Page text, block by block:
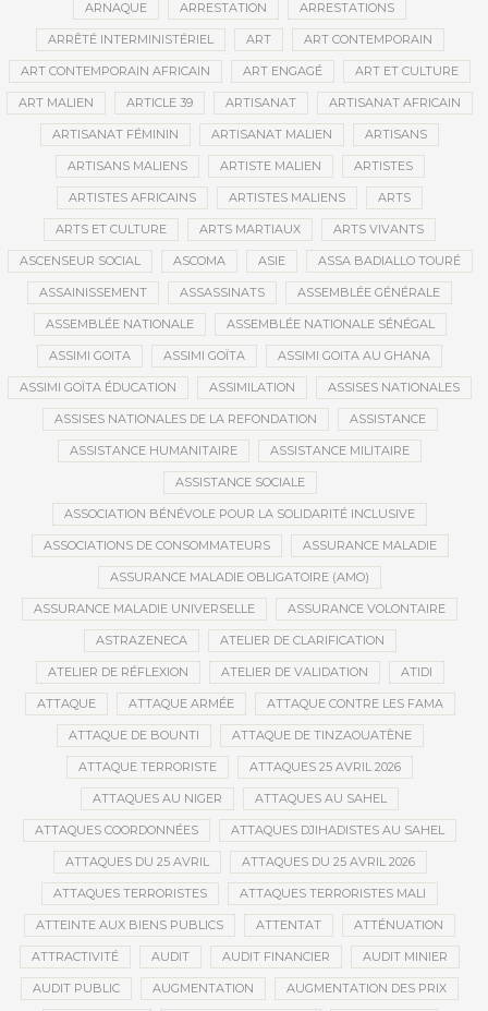
ARNAQUE ARRESTATION ARRESTATIONS
ARRÊTÉ INTERMINISTÉRIEL ART ART CONTEMPORAIN
ART CONTEMPORAIN AFRICAIN ART ENGAGÉ ART ET CULTURE
ART MALIEN ARTICLE 39 ARTISANAT ARTISANAT AFRICAIN
ARTISANAT FÉMININ ARTISANAT MALIEN ARTISANS
ARTISANS MALIENS ARTISTE MALIEN ARTISTES
ARTISTES AFRICAINS ARTISTES MALIENS ARTS
ARTS ET CULTURE ARTS MARTIAUX ARTS VIVANTS
ASCENSEUR SOCIAL ASCOMA ASIE ASSA BADIALLO TOURÉ
ASSAINISSEMENT ASSASSINATS ASSEMBLÉE GÉNÉRALE
ASSEMBLÉE NATIONALE ASSEMBLÉE NATIONALE SÉNÉGAL
ASSIMI GOITA ASSIMI GOÏTA ASSIMI GOITA AU GHANA
ASSIMI GOÏTA ÉDUCATION ASSIMILATION ASSISES NATIONALES
ASSISES NATIONALES DE LA REFONDATION ASSISTANCE
ASSISTANCE HUMANITAIRE ASSISTANCE MILITAIRE
ASSISTANCE SOCIALE
ASSOCIATION BÉNÉVOLE POUR LA SOLIDARITÉ INCLUSIVE
ASSOCIATIONS DE CONSOMMATEURS ASSURANCE MALADIE
ASSURANCE MALADIE OBLIGATOIRE (AMO)
ASSURANCE MALADIE UNIVERSELLE ASSURANCE VOLONTAIRE
ASTRAZENECA ATELIER DE CLARIFICATION
ATELIER DE RÉFLEXION ATELIER DE VALIDATION ATIDI
ATTAQUE ATTAQUE ARMÉE ATTAQUE CONTRE LES FAMA
ATTAQUE DE BOUNTI ATTAQUE DE TINZAOUATÈNE
ATTAQUE TERRORISTE ATTAQUES 25 AVRIL 2026
ATTAQUES AU NIGER ATTAQUES AU SAHEL
ATTAQUES COORDONNÉES ATTAQUES DJIHADISTES AU SAHEL
ATTAQUES DU 25 AVRIL ATTAQUES DU 25 AVRIL 2026
ATTAQUES TERRORISTES ATTAQUES TERRORISTES MALI
ATTEINTE AUX BIENS PUBLICS ATTENTAT ATTÉNUATION
ATTRACTIVITÉ AUDIT AUDIT FINANCIER AUDIT MINIER
AUDIT PUBLIC AUGMENTATION AUGMENTATION DES PRIX